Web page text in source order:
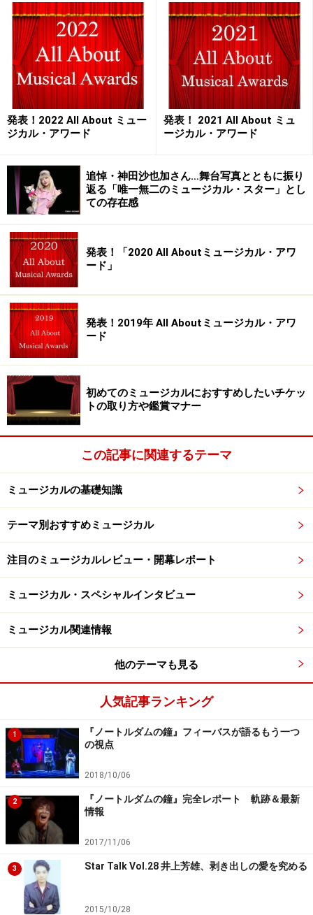
発表！2022 All About ミュー
ジカル・アワード
発表！ 2021 All About ミュ
ージカル・アワード
追悼・神田沙也加さん…舞台写真とともに振り
返る「唯一無二のミュージカル・スター」とし
ての存在感
発表！「2020 All Aboutミュージカル・アワ
ード」
発表！2019年 All Aboutミュージカル・アワ
ード
初めてのミュージカルにおすすめしたいチケッ
トの取り方や鑑賞マナー
この記事に関連するテーマ
ミュージカルの基礎知識
テーマ別おすすめミュージカル
注目のミュージカルレビュー・開幕レポート
ミュージカル・スペシャルインタビュー
ミュージカル関連情報
他のテーマも見る
人気記事ランキング
1
『ノートルダムの鐘』フィーバスが語るもう一つ
の視点
2018/10/06
2
『ノートルダムの鐘』完全レポート 軌跡＆最新
情報
2017/11/06
3 Star Talk Vol.28 井上芳雄、剥き出しの愛を究める
2015/10/28